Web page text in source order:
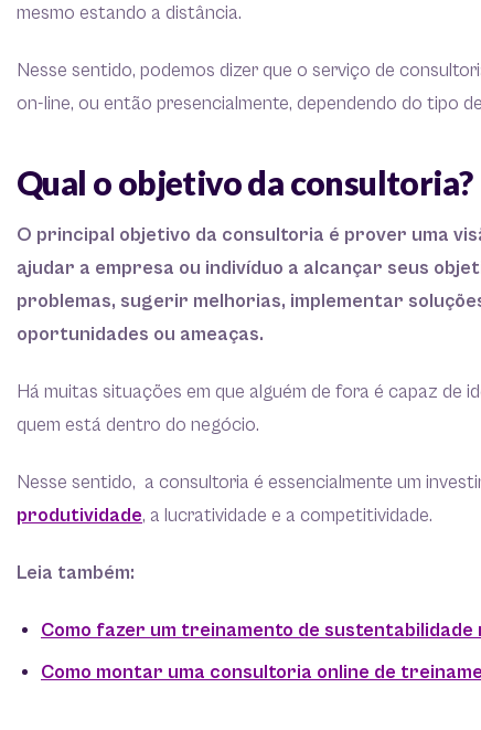
mesmo estando a distância.
Nesse sentido, podemos dizer que o serviço de
on-line, ou então presencialmente, dependendo do tipo
Qual o objetivo da consultoria?
O principal objetivo da consultoria é prover uma
ajudar a empresa ou indivíduo a alcançar seus
problemas, sugerir melhorias, implementar
oportunidades ou ameaças.
Há muitas situações em que alguém de fora é capaz de
quem está dentro do negócio.
Nesse sentido, a consultoria é essencialmente um
produtividade, a lucratividade e a competitividade.
Leia também:
Como fazer um treinamento de sustentabilidade
Como montar uma consultoria online de